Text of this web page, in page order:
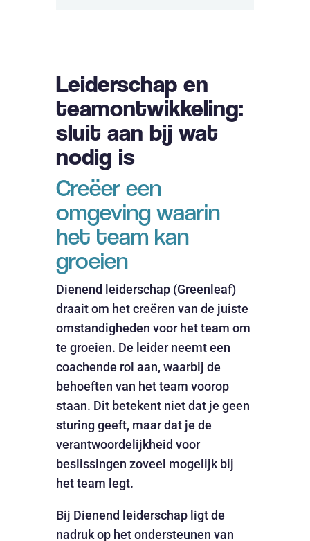
Leiderschap en
teamontwikkeling:
sluit aan bij wat
nodig is
Creëer een
omgeving waarin
het team kan
groeien
Dienend leiderschap (Greenleaf)
draait om het creëren van de juiste
omstandigheden voor het team om
te groeien. De leider neemt een
coachende rol aan, waarbij de
behoeften van het team voorop
staan. Dit betekent niet dat je geen
sturing geeft, maar dat je de
verantwoordelijkheid voor
beslissingen zoveel mogelijk bij
het team legt.
Bij Dienend leiderschap ligt de
nadruk op het ondersteunen van